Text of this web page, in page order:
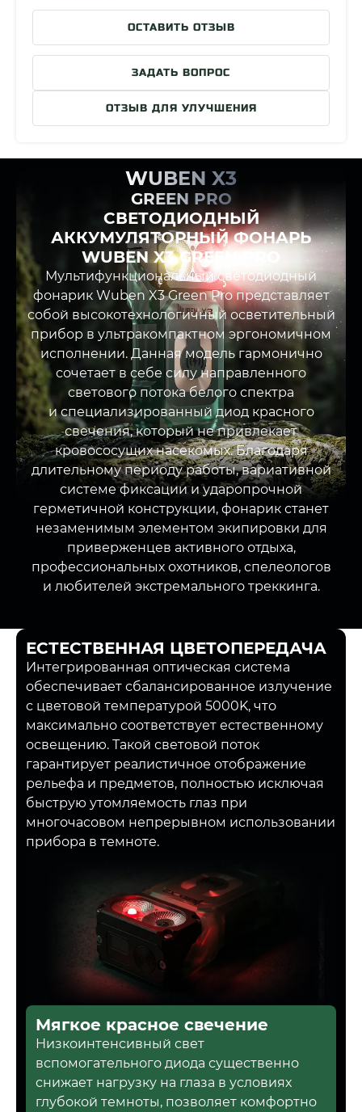
ОСТАВИТЬ ОТЗЫВ
ЗАДАТЬ ВОПРОС
ОТЗЫВ ДЛЯ УЛУЧШЕНИЯ
WUBEN X3
GREEN PRO
СВЕТОДИОДНЫЙ
АККУМУЛЯТОРНЫЙ ФОНАРЬ
WUBEN X3 GREEN PRO
Мультифункциональный светодиодный
фонарик Wuben X3 Green Pro представляет
собой высокотехнологичный осветительный
прибор в ультракомпактном эргономичном
исполнении. Данная модель гармонично
сочетает в себе силу направленного
светового потока белого спектра
и специализированный диод красного
свечения, который не привлекает
кровососущих насекомых. Благодаря
длительному периоду работы, вариативной
системе фиксации и ударопрочной
герметичной конструкции, фонарик станет
незаменимым элементом экипировки для
приверженцев активного отдыха,
профессиональных охотников, спелеологов
и любителей экстремального треккинга.
ЕСТЕСТВЕННАЯ ЦВЕТОПЕРЕДАЧА
Интегрированная оптическая система
обеспечивает сбалансированное излучение
с цветовой температурой 5000K, что
максимально соответствует естественному
освещению. Такой световой поток
гарантирует реалистичное отображение
рельефа и предметов, полностью исключая
быструю утомляемость глаз при
многочасовом непрерывном использовании
прибора в темноте.
Мягкое красное свечение
Низкоинтенсивный свет
вспомогательного диода существенно
снижает нагрузку на глаза в условиях
глубокой темноты, позволяет комфортно
Читать далее